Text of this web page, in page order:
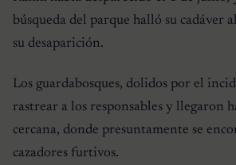
búsqueda del parque halló su cadáver
su desaparición.
Los guardabosques, dolidos por el
rastrear a los responsables y llegaron
cercana, donde presuntamente se
cazadores furtivos.